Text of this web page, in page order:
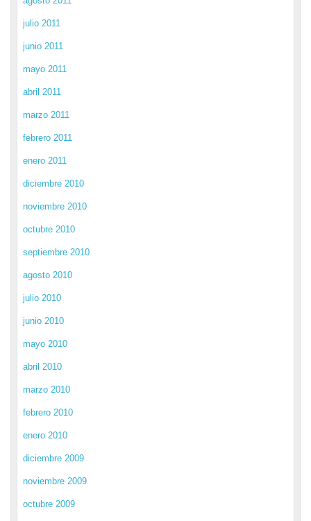
julio 2011
junio 2011
mayo 2011
abril 2011
marzo 2011
febrero 2011
enero 2011
diciembre 2010
noviembre 2010
octubre 2010
septiembre 2010
agosto 2010
julio 2010
junio 2010
mayo 2010
abril 2010
marzo 2010
febrero 2010
enero 2010
diciembre 2009
noviembre 2009
octubre 2009